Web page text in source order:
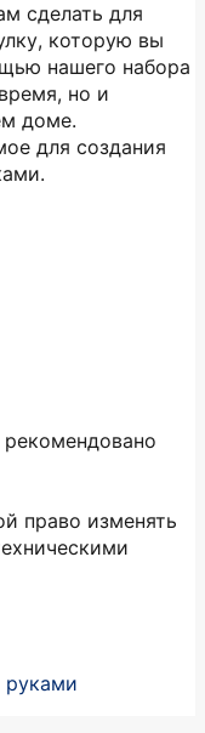
сделать для
которую вы
нашего набора
но и
доме.
для создания
право изменять
руками